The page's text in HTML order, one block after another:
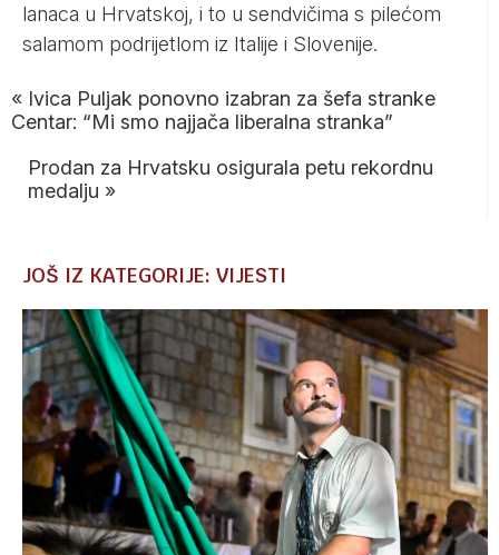
lanaca u Hrvatskoj, i to u sendvičima s pilećom
salamom podrijetlom iz Italije i Slovenije.
« Ivica Puljak ponovno izabran za šefa stranke
Centar: “Mi smo najjača liberalna stranka”
Prodan za Hrvatsku osigurala petu rekordnu
medalju »
JOŠ IZ KATEGORIJE: VIJESTI